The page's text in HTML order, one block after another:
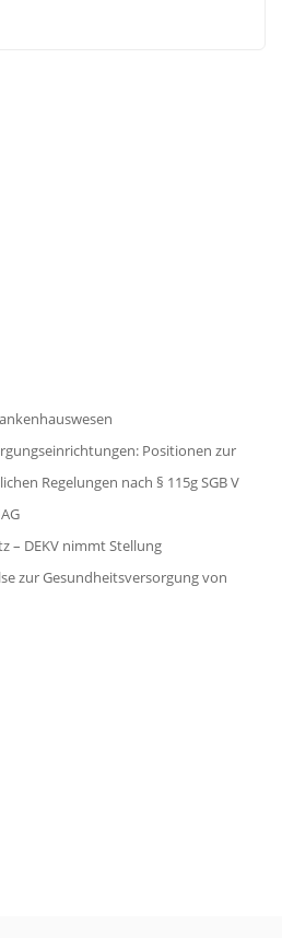
Positionen zur
Regelungen nach § 115g SGB V
– DEKV nimmt Stellung
zur Gesundheitsversorgung von